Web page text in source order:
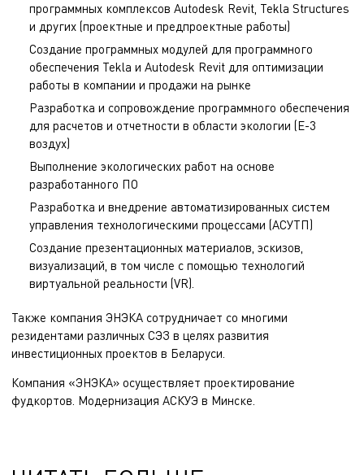
программных комплексов Autodesk Revit, Tekla Structures
и других (проектные и предпроектные работы)
Создание программных модулей для программного
обеспечения Tekla и Autodesk Revit для оптимизации
работы в компании и продажи на рынке
Разработка и сопровождение программного обеспечения
для расчетов и отчетности в области экологии (Е-3
воздух)
Выполнение экологических работ на основе
разработанного ПО
Разработка и внедрение автоматизированных систем
управления технологическими процессами (АСУТП)
Создание презентационных материалов, эскизов,
визуализаций, в том числе с помощью технологий
виртуальной реальности (VR).
Также компания ЭНЭКА сотрудничает со многими
резидентами различных СЭЗ в целях развития
инвестиционных проектов в Беларуси.
Компания «ЭНЭКА» осуществляет проектирование
фудкортов Модернизация АСКУЭ в Минске.